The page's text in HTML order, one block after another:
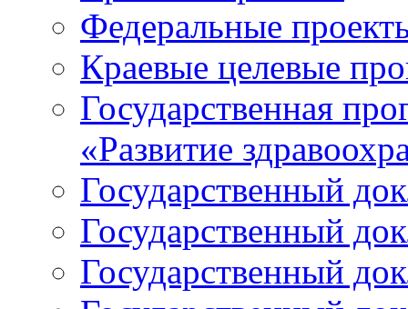
Федеральные
Краевые целевые
Государственная
«Развитие
Государственный
Государственный
Государственный